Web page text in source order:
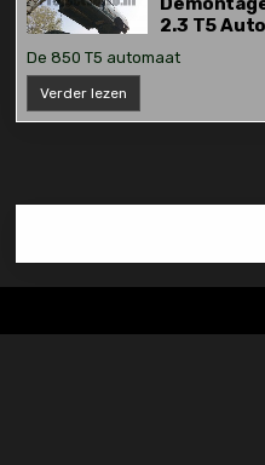
2.3 T5
De 850 T5 automaat
Verder lezen
Volvo
850